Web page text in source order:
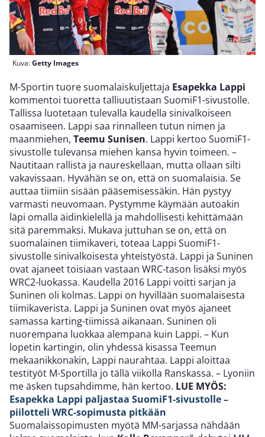
Kuva:Getty Images
M-Sportin tuore suomalaiskuljettaja Esapekka Lappi
kommentoi tuoretta talliuutistaan SuomiF1-sivustolle.
Tallissa luotetaan tulevalla kaudella sinivalkoiseen
osaamiseen. Lappi saa rinnalleen tutun nimen ja
maanmiehen, Teemu Sunisen. Lappi kertoo SuomiF1-
sivustolle tulevansa miehen kansa hyvin toimeen. –
Nautitaan rallista ja naureskellaan, mutta ollaan silti
vakavissaan. Hyvähän se on, että on suomalaisia. Se
auttaa tiimiin sisään pääsemisessäkin. Hän pystyy
varmasti neuvomaan. Pystymme käymään autoakin
läpi omalla äidinkielellä ja mahdollisesti kehittämään
sitä paremmaksi. Mukava juttuhan se on, että on
suomalainen tiimikaveri, toteaa Lappi SuomiF1-
sivustolle sinivalkoisesta yhteistyöstä. Lappi ja Suninen
ovat ajaneet toisiaan vastaan WRC-tason lisäksi myös
WRC2-luokassa. Kaudella 2016 Lappi voitti sarjan ja
Suninen oli kolmas. Lappi on hyvillään suomalaisesta
tiimikaverista. Lappi ja Suninen ovat myös ajaneet
samassa karting-tiimissä aikanaan. Suninen oli
nuorempana luokkaa alempana kuin Lappi. – Kun
lopetin kartingin, olin yhdessä kisassa Teemun
mekaanikkonakin, Lappi naurahtaa. Lappi aloittaa
testityöt M-Sportilla jo tällä viikolla Ranskassa. – Lyoniin
me äsken tupsahdimme, hän kertoo. LUE MYÖS:
Esapekka Lappi paljastaa SuomiF1-sivustolle –
piilotteli WRC-sopimusta pitkään
Suomalaissopimusten myötä MM-sarjassa nähdään